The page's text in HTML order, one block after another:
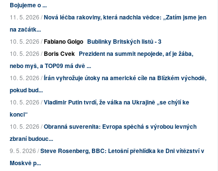
Bojujeme o ...
11. 5. 2026 /Nová léčba rakoviny, která nadchla vědce: „Zatím jsme jen
na začátk...
10. 5. 2026 /Fabiano Golgo Bublinky Britských listů - 3
10. 5. 2026 /Boris Cvek Prezident na summit nepojede, ať je žába,
nebo myš, a TOP09 má dvě ...
10. 5. 2026 /Írán vyhrožuje útoky na americké cíle na Blízkém východě,
pokud bud...
10. 5. 2026 /Vladimir Putin tvrdí, že válka na Ukrajině „se chýlí ke
konci“
10. 5. 2026 /Obranná suverenita: Evropa spěchá s výrobou levných
zbraní budouc...
9. 5. 2026 /Steve Rosenberg, BBC: Letošní přehlídka ke Dni vítězství v
Moskvě p...